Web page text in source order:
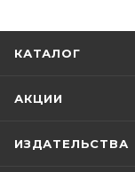
КАТАЛОГ
АКЦИИ
ИЗДАТЕЛЬСТВА